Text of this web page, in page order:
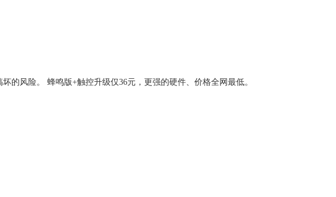
的风险。 蜂鸣版+触控升级仅36元，更强的硬件、价格全网最低。